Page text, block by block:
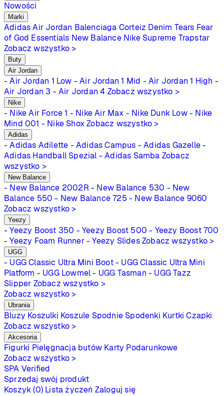
Nowości
Marki
Adidas Air Jordan Balenciaga Corteiz Denim Tears Fear
of God Essentials New Balance Nike Supreme Trapstar
Zobacz wszystko >
Buty
Air Jordan
- Air Jordan 1 Low - Air Jordan 1 Mid - Air Jordan 1 High -
Air Jordan 3 - Air Jordan 4 Zobacz wszystko >
Nike
- Nike Air Force 1 - Nike Air Max - Nike Dunk Low - Nike
Mind 001 - Nike Shox Zobacz wszystko >
Adidas
- Adidas Adilette - Adidas Campus - Adidas Gazelle -
Adidas Handball Spezial - Adidas Samba Zobacz
wszystko >
New Balance
- New Balance 2002R - New Balance 530 - New
Balance 550 - New Balance 725 - New Balance 9060
Zobacz wszystko >
Yeezy
- Yeezy Boost 350 - Yeezy Boost 500 - Yeezy Boost 700
- Yeezy Foam Runner - Yeezy Slides Zobacz wszystko >
UGG
- UGG Classic Ultra Mini Boot - UGG Classic Ultra Mini
Platform - UGG Lowmel - UGG Tasman - UGG Tazz
Slipper Zobacz wszystko >
Zobacz wszystko >
Ubrania
Bluzy Koszulki Koszule Spodnie Spodenki Kurtki Czapki
Zobacz wszystko >
Akcesoria
Figurki Pielęgnacja butów Karty Podarunkowe
Zobacz wszystko >
SPA Verified
Sprzedaj swój produkt
Koszyk (0) Lista życzeń Zaloguj się